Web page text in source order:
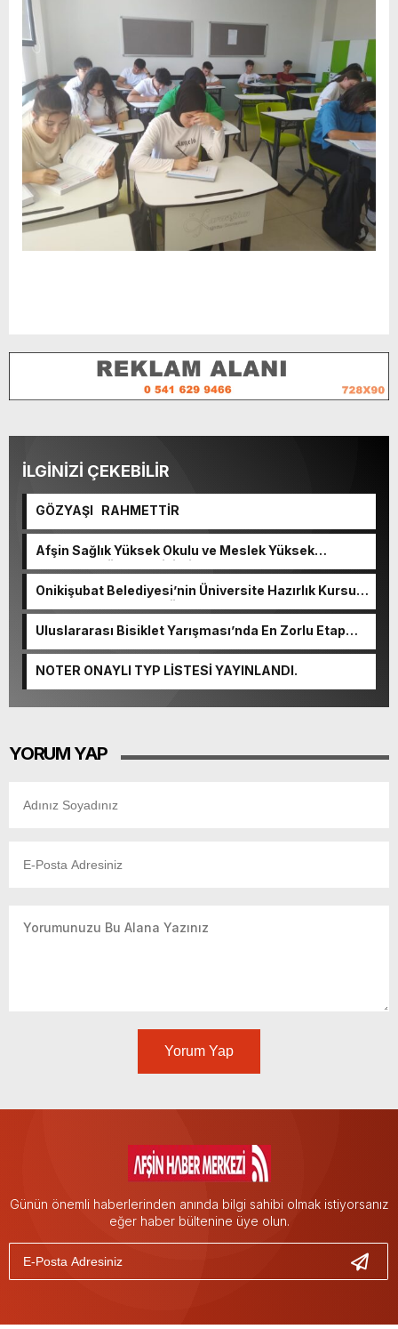
İLGİNİZİ ÇEKEBİLİR
GÖZYAŞI RAHMETTİR
Afşin Sağlık Yüksek Okulu ve Meslek Yüksek
Okulunda görev değişimi!
Onikişubat Belediyesi’nin Üniversite Hazırlık Kursu
başvurularında son gün 7 Ağustos.
Uluslararası Bisiklet Yarışması’nda En Zorlu Etap
NOTER ONAYLI TYP LİSTESİ YAYINLANDI.
YORUM YAP
Yorum Yap
Günün önemli haberlerinden anında bilgi sahibi olmak istiyorsanız
eğer haber bültenine üye olun.